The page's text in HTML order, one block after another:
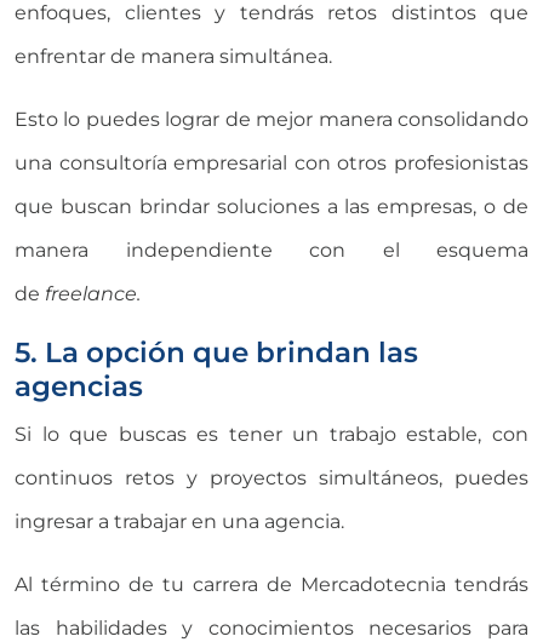
enfoques, clientes y tendrás retos distintos que
enfrentar de manera simultánea.
Esto lo puedes lograr de mejor manera consolidando
una consultoría empresarial con otros profesionistas
que buscan brindar soluciones a las empresas, o de
manera independiente con el esquema
de freelance.
5. La opción que brindan las
agencias
Si lo que buscas es tener un trabajo estable, con
continuos retos y proyectos simultáneos, puedes
ingresar a trabajar en una agencia.
Al término de tu carrera de Mercadotecnia tendrás
las habilidades y conocimientos necesarios para